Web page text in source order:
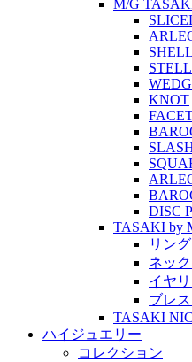
M/G
SHELL
KNOT
DISC
TASAKI by
リング
ネッ
イヤ
ブレ
TASAKI
ハイジュエリー
コレクション